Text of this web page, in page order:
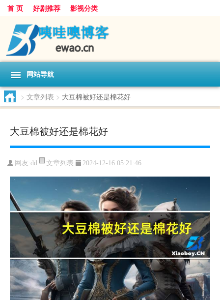
首 页 好剧推荐 影视分类
网站导航
> 文章列表 > 大豆棉被好还是棉花好
大豆棉被好还是棉花好
网友:dd 文章列表 2024-12-16 05:21:46